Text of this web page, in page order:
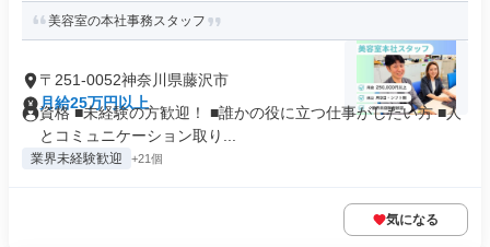
美容室の本社事務スタッフ
〒251-0052神奈川県藤沢市
月給25万円以上
資格 ■未経験の方歓迎！ ■誰かの役に立つ仕事がしたい方 ■人
とコミュニケーション取り...
業界未経験歓迎 +21個
気になる